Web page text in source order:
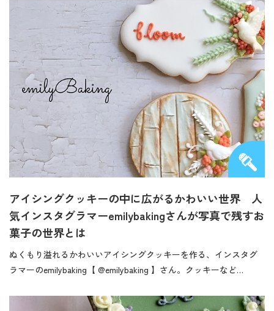
アイシングクッキーの中に広がるかわいい世界 人
気インスタグラマーemilybakingさんが写真で残すお
菓子の世界とは
ぬくもり溢れるかわいいアイシングクッキーを作る、インスタグ
ラマーのemilybaking【 @emilybaking 】さん。クッキーなど…